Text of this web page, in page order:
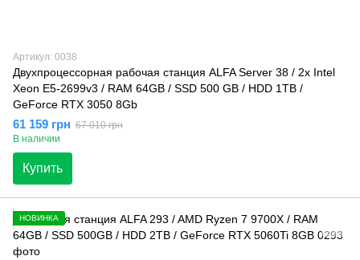
Артикул: 0038
Двухпроцессорная рабочая станция ALFA Server 38 / 2x Intel
Xeon E5-2699v3 / RAM 64GB / SSD 500 GB / HDD 1TB /
GeForce RTX 3050 8Gb
61 159 грн 67 010 грн
В наличии
Купить
НОВИНКА